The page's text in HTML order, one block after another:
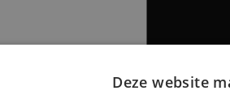
Deze website